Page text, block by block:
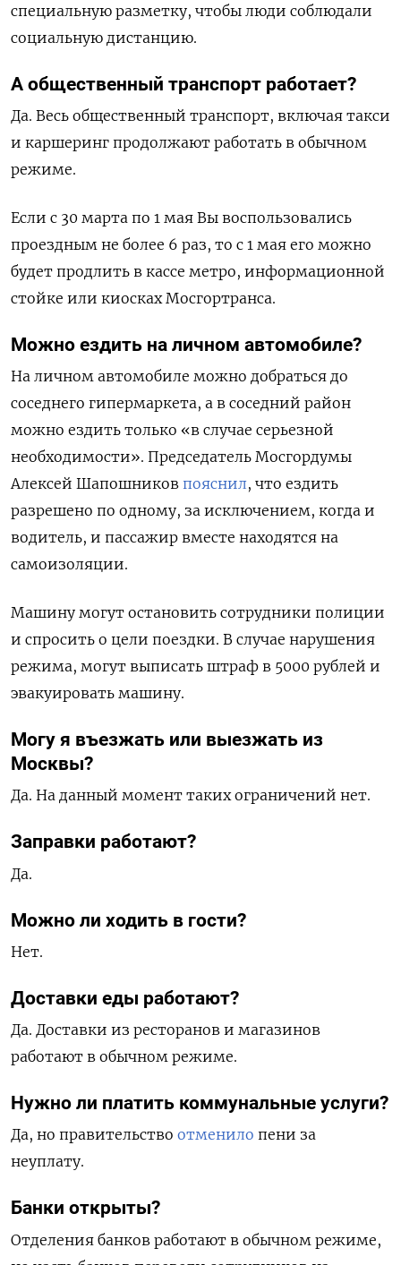
специальную разметку, чтобы люди соблюдали
социальную дистанцию.
А общественный транспорт работает?
Да. Весь общественный транспорт, включая такси
и каршеринг продолжают работать в обычном
режиме.
Если с 30 марта по 1 мая Вы воспользовались
проездным не более 6 раз, то с 1 мая его можно
будет продлить в кассе метро, информационной
стойке или киосках Мосгортранса.
Можно ездить на личном автомобиле?
На личном автомобиле можно добраться до
соседнего гипермаркета, а в соседний район
можно ездить только «в случае серьезной
необходимости». Председатель Мосгордумы
Алексей Шапошников пояснил, что ездить
разрешено по одному, за исключением, когда и
водитель, и пассажир вместе находятся на
самоизоляции.
Машину могут остановить сотрудники полиции
и спросить о цели поездки. В случае нарушения
режима, могут выписать штраф в 5000 рублей и
эвакуировать машину.
Могу я въезжать или выезжать из
Москвы?
Да. На данный момент таких ограничений нет.
Заправки работают?
Да.
Можно ли ходить в гости?
Нет.
Доставки еды работают?
Да. Доставки из ресторанов и магазинов
работают в обычном режиме.
Нужно ли платить коммунальные услуги?
Да, но правительство отменило пени за
неуплату.
Банки открыты?
Отделения банков работают в обычном режиме,